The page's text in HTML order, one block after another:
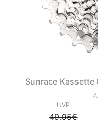
Sunrace Kassette
UVP
49.95€